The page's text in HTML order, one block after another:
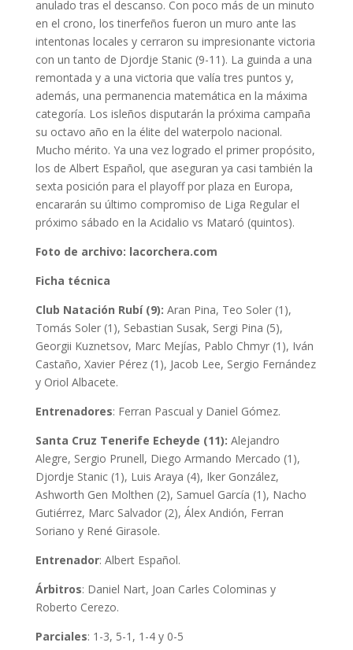
anulado tras el descanso. Con poco más de un minuto
en el crono, los tinerfeños fueron un muro ante las
intentonas locales y cerraron su impresionante victoria
con un tanto de Djordje Stanic (9-11). La guinda a una
remontada y a una victoria que valía tres puntos y,
además, una permanencia matemática en la máxima
categoría. Los isleños disputarán la próxima campaña
su octavo año en la élite del waterpolo nacional.
Mucho mérito. Ya una vez logrado el primer propósito,
los de Albert Español, que aseguran ya casi también la
sexta posición para el playoff por plaza en Europa,
encararán su último compromiso de Liga Regular el
próximo sábado en la Acidalio vs Mataró (quintos).
Foto de archivo: lacorchera.com
Ficha técnica
Club Natación Rubí (9): Aran Pina, Teo Soler (1),
Tomás Soler (1), Sebastian Susak, Sergi Pina (5),
Georgii Kuznetsov, Marc Mejías, Pablo Chmyr (1), Iván
Castaño, Xavier Pérez (1), Jacob Lee, Sergio Fernández
y Oriol Albacete.
Entrenadores: Ferran Pascual y Daniel Gómez.
Santa Cruz Tenerife Echeyde (11): Alejandro
Alegre, Sergio Prunell, Diego Armando Mercado (1),
Djordje Stanic (1), Luis Araya (4), Iker González,
Ashworth Gen Molthen (2), Samuel García (1), Nacho
Gutiérrez, Marc Salvador (2), Álex Andión, Ferran
Soriano y René Girasole.
Entrenador: Albert Español.
Árbitros: Daniel Nart, Joan Carles Colominas y
Roberto Cerezo.
Parciales: 1-3, 5-1, 1-4 y 0-5